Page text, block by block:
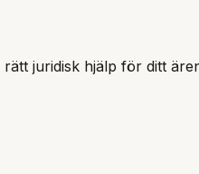
juridisk hjälp för ditt